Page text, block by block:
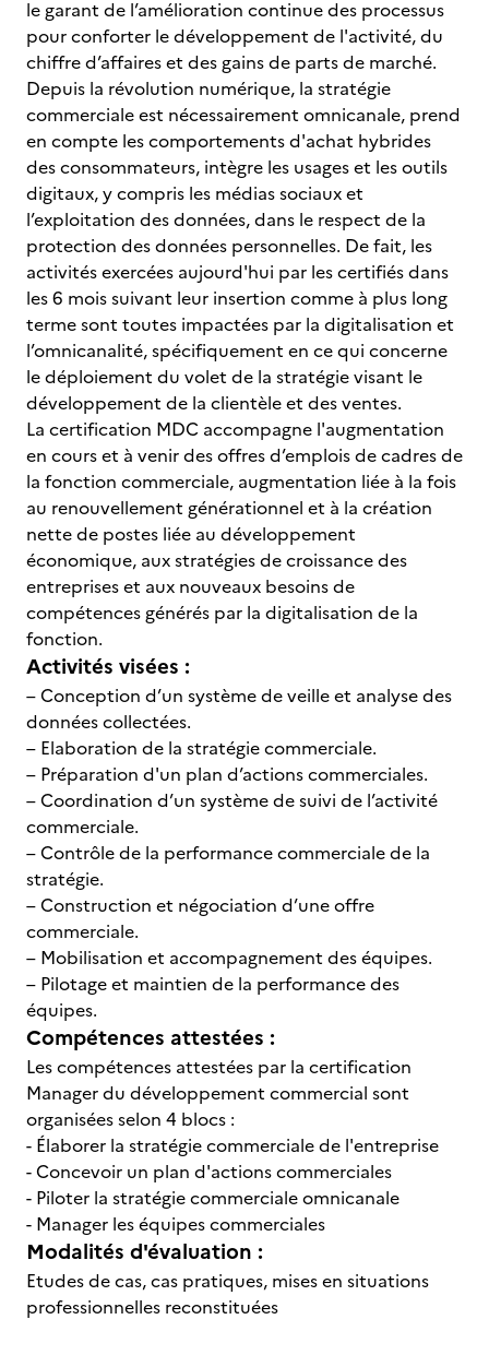
le garant de l’amélioration continue des processus
pour conforter le développement de l'activité, du
chiffre d’affaires et des gains de parts de marché.
Depuis la révolution numérique, la stratégie
commerciale est nécessairement omnicanale, prend
en compte les comportements d'achat hybrides
des consommateurs, intègre les usages et les outils
digitaux, y compris les médias sociaux et
l’exploitation des données, dans le respect de la
protection des données personnelles. De fait, les
activités exercées aujourd'hui par les certifiés dans
les 6 mois suivant leur insertion comme à plus long
terme sont toutes impactées par la digitalisation et
l’omnicanalité, spécifiquement en ce qui concerne
le déploiement du volet de la stratégie visant le
développement de la clientèle et des ventes.
La certification MDC accompagne l'augmentation
en cours et à venir des offres d’emplois de cadres de
la fonction commerciale, augmentation liée à la fois
au renouvellement générationnel et à la création
nette de postes liée au développement
économique, aux stratégies de croissance des
entreprises et aux nouveaux besoins de
compétences générés par la digitalisation de la
fonction.
Activités visées :
– Conception d’un système de veille et analyse des
données collectées.
– Elaboration de la stratégie commerciale.
– Préparation d'un plan d’actions commerciales.
– Coordination d’un système de suivi de l’activité
commerciale.
– Contrôle de la performance commerciale de la
stratégie.
– Construction et négociation d’une offre
commerciale.
– Mobilisation et accompagnement des équipes.
– Pilotage et maintien de la performance des
équipes.
Compétences attestées :
Les compétences attestées par la certification
Manager du développement commercial sont
organisées selon 4 blocs :
- Élaborer la stratégie commerciale de l'entreprise
- Concevoir un plan d'actions commerciales
- Piloter la stratégie commerciale omnicanale
- Manager les équipes commerciales
Modalités d'évaluation :
Etudes de cas, cas pratiques, mises en situations
professionnelles reconstituées